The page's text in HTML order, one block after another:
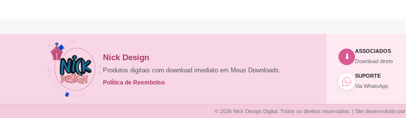
Nick Design
Produtos digitais com download imediato em Meus Downloads.
Política de Reembolso
⬇
ASSOCIADOS
Download direto
SUPORTE
Via WhatsApp
© 2026 Nick Design Digital. Todos os direitos reservados. | Site desenvolvido por